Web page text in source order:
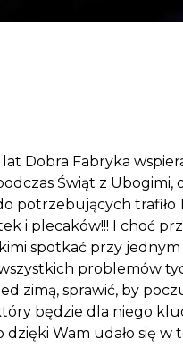
Dobra Fabryka
Świąt z
potrzebujących
i plecaków!!! I choć
spotkać przy
problemów
zimą, sprawić, by
będzie dla niego
dzięki Wam udało się w